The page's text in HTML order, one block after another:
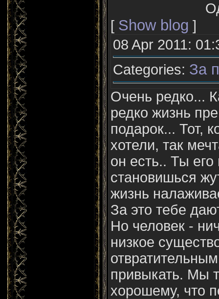
[ Show blog ]
08 Apr 2011:
Categories: За
Очень редко...
редко жизнь
подарок... Тот,
хотели, так
он есть.. Ты
становишься
жизнь
За это тебе
Но человек -
низкое
привыкать. Мы
хорошему, что